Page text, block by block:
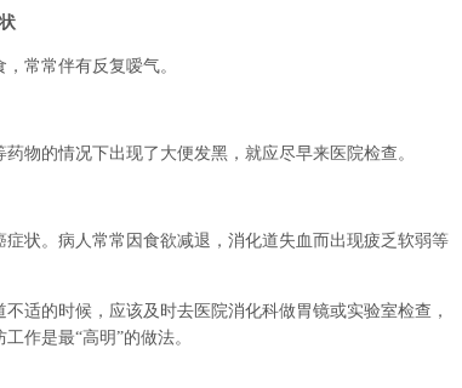
常常伴有反复嗳气。
的情况下出现了大便发黑，就应尽早来医院检查。
。病人常常因食欲减退，消化道失血而出现疲乏软弱等
的时候，应该及时去医院消化科做胃镜或实验室检查，
作是最“高明”的做法。